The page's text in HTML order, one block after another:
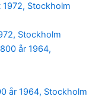
Stockholm
år 1964, Stockholm